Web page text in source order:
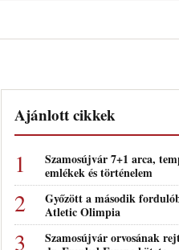
Ajánlott cikkek
Szamosújvár 7+1 arca,
emlékek és történelem
Győzött a második
Atletic Olimpia
Szamosújvár orvosának